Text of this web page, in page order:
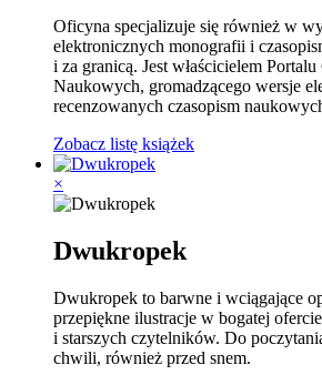
Oficyna specjalizuje się również w
elektronicznych monografii i
i za granicą. Jest właścicielem Portalu
Naukowych, gromadzącego wersje
recenzowanych czasopism
Zobacz listę książek
×
Dwukropek
Dwukropek to barwne i wciągające
przepiękne ilustracje w bogatej
i starszych czytelników. Do
chwili, również przed snem.